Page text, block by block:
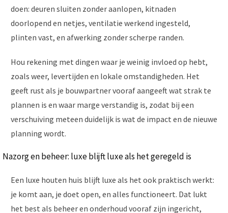
doen: deuren sluiten zonder aanlopen, kitnaden
doorlopend en netjes, ventilatie werkend ingesteld,
plinten vast, en afwerking zonder scherpe randen.
Hou rekening met dingen waar je weinig invloed op hebt,
zoals weer, levertijden en lokale omstandigheden. Het
geeft rust als je bouwpartner vooraf aangeeft wat strak te
plannen is en waar marge verstandig is, zodat bij een
verschuiving meteen duidelijk is wat de impact en de nieuwe
planning wordt.
Nazorg en beheer: luxe blijft luxe als het geregeld is
Een luxe houten huis blijft luxe als het ook praktisch werkt:
je komt aan, je doet open, en alles functioneert. Dat lukt
het best als beheer en onderhoud vooraf zijn ingericht,